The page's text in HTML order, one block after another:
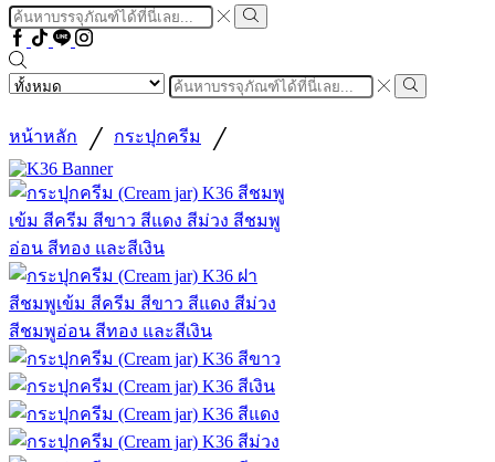
Search
input
Search
Facebook
TiktokLineInstragram
Search
input
Search
หน้าหลัก / กระปุกครีม /